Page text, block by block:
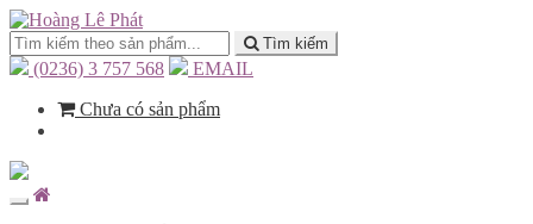
Tìm kiếm
(0236) 3 757 568
EMAIL
Chưa có sản phẩm